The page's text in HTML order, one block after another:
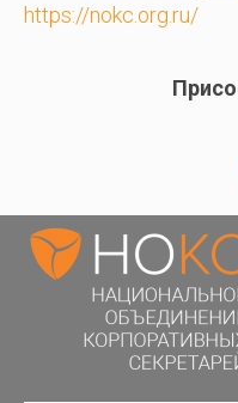
https://nokc.org.ru/